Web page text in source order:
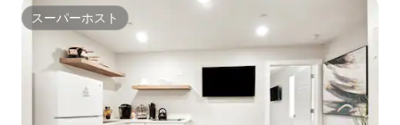
スーパーホスト
スーパーホスト